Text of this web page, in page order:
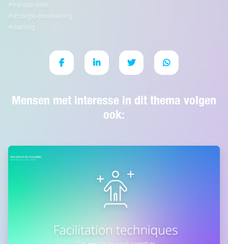
transparantie
strategie-ontwikkeling
coaching
Mensen met interesse in dit thema volgen
ook: